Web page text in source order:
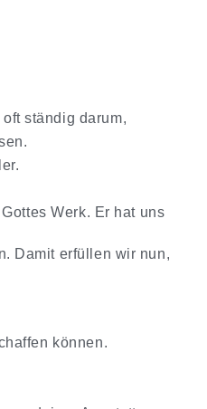
ständig darum,
Werk. Er hat uns
Damit erfüllen wir nun,
können.